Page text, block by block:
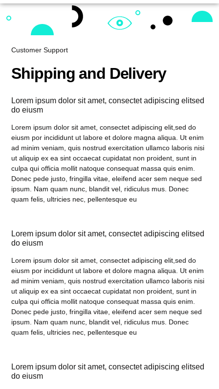
Customer Support
Shipping and Delivery
Lorem ipsum dolor sit amet, consectet adipiscing elitsed
do eiusm
Lorem ipsum dolor sit amet, consectet adipiscing elit,sed do
eiusm por incididunt ut labore et dolore magna aliqua. Ut enim
ad minim veniam, quis nostrud exercitation ullamco laboris nisi
ut aliquip ex ea sint occaecat cupidatat non proident, sunt in
culpa qui officia mollit natoque consequat massa quis enim.
Donec pede justo, fringilla vitae, eleifend acer sem neque sed
ipsum. Nam quam nunc, blandit vel, ridiculus mus. Donec
quam felis, ultricies nec, pellentesque eu
Lorem ipsum dolor sit amet, consectet adipiscing elitsed
do eiusm
Lorem ipsum dolor sit amet, consectet adipiscing elit,sed do
eiusm por incididunt ut labore et dolore magna aliqua. Ut enim
ad minim veniam, quis nostrud exercitation ullamco laboris nisi
ut aliquip ex ea sint occaecat cupidatat non proident, sunt in
culpa qui officia mollit natoque consequat massa quis enim.
Donec pede justo, fringilla vitae, eleifend acer sem neque sed
ipsum. Nam quam nunc, blandit vel, ridiculus mus. Donec
quam felis, ultricies nec, pellentesque eu
Lorem ipsum dolor sit amet, consectet adipiscing elitsed
do eiusm